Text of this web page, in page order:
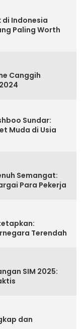
di Indonesia
Paling Worth
Canggih
Sundar:
Muda di Usia
Semangat:
Para Pekerja
Terendah
SIM 2025:
dan